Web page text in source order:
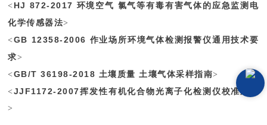
< HJ 872-2017 环境空气 氯气等有毒有害气体的应急监测电
化学传感器法>
<GB 12358-2006 作业场所环境气体检测报警仪通用技术要
求>
<GB/T 36198-2018 土壤质量 土壤气体采样指南>
<JJF1172-2007挥发性有机化合物光离子化检测仪校准规范
>